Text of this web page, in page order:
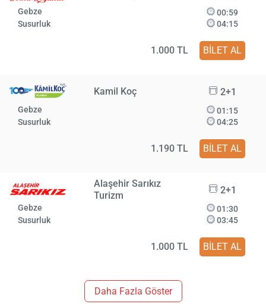
Gebze
Susurluk
00:59
04:15
1.000 TL BİLET AL
Kamil Koç 2+1
Gebze
Susurluk
01:15
04:25
1.190 TL BİLET AL
Alaşehir Sarıkız
Turizm
2+1
Gebze
Susurluk
01:30
03:45
1.000 TL BİLET AL
Daha Fazla Göster